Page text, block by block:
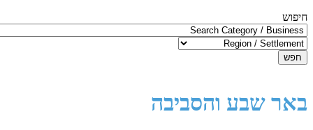
חיפוש
חפש
באר שבע והסביבה